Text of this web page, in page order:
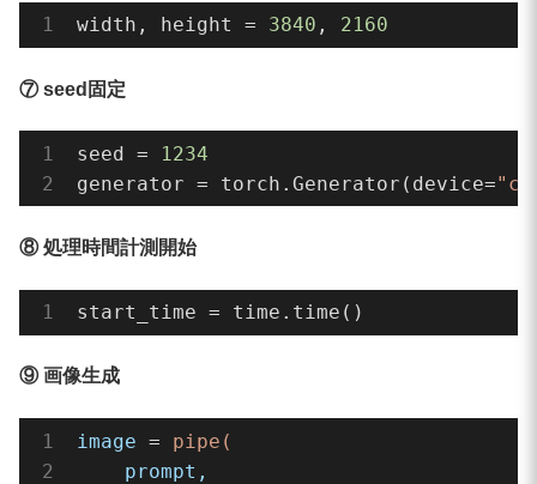
width, height = 3840 , 2160
⑦ seed固定
seed =
1234
generator = torch.Generator(device=
⑧ 処理時間計測開始
start_time = time.time()
⑨ 画像生成
image = pipe(
prompt,